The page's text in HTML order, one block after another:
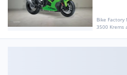
Bike
3500 Krems